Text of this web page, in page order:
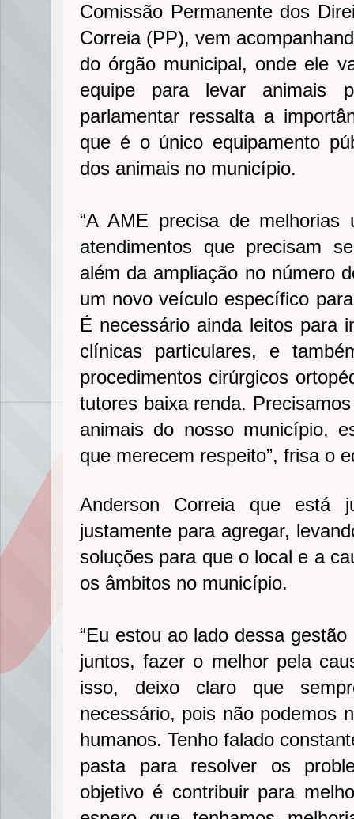
Comissão Permanente dos
Correia (PP), vem
do órgão municipal, onde ele
equipe para levar animais
parlamentar ressalta a
que é o único equipamento
dos animais no município.
“A AME precisa de melhorias
atendimentos que precisam
além da ampliação no número
um novo veículo específico
É necessário ainda leitos para
clínicas particulares, e
procedimentos cirúrgicos
tutores baixa renda.
animais do nosso município,
que merecem respeito”, frisa o
Anderson Correia que está
justamente para agregar,
soluções para que o local e a
os âmbitos no município.
“Eu estou ao lado dessa
juntos, fazer o melhor pela
isso, deixo claro que
necessário, pois não podemos
humanos. Tenho falado
pasta para resolver os
objetivo é contribuir para